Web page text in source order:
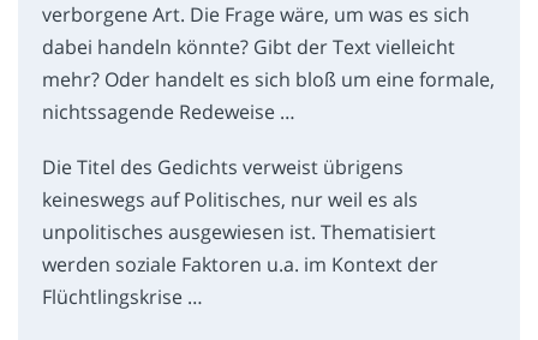
verborgene Art. Die Frage wäre, um was es sich
dabei handeln könnte? Gibt der Text vielleicht
mehr? Oder handelt es sich bloß um eine formale,
nichtssagende Redeweise …
Die Titel des Gedichts verweist übrigens
keineswegs auf Politisches, nur weil es als
unpolitisches ausgewiesen ist. Thematisiert
werden soziale Faktoren u.a. im Kontext der
Flüchtlingskrise …